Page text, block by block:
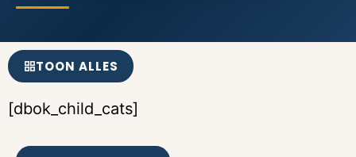
TOON ALLES
[dbok_child_cats]